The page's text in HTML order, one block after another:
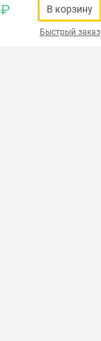
₽ В корзину
Быстрый заказ